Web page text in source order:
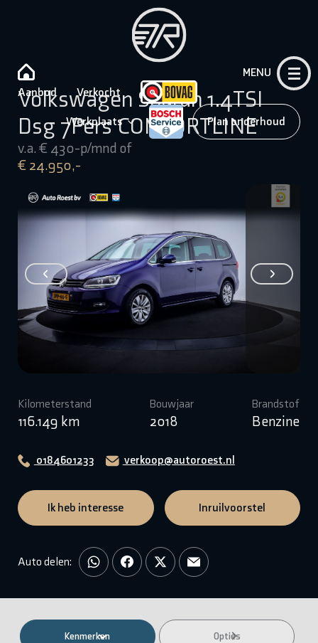
Aanbod Verkocht
Werkplaats Plan onderhoud
MENU
Volkswagen Sharan 1.4TSI
Dsg 7Pers COMFORTLINE
v.a. € 430-p/mnd of
€ 24.950,-
Kilometerstand
116.149 km
Bouwjaar
2018
Brandstof
Benzine
0184601233 verkoop@autoroest.nl
Ik heb interesse Inruilvoorstel
Auto delen:
Kenmerken Opties